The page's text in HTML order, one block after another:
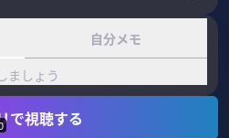
自分メモ
ましょう
で視聴する